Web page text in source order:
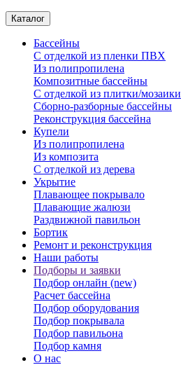
Каталог
Бассейны
С отделкой из пленки ПВХ
Из полипропилена
Композитные бассейны
С отделкой из плитки/мозаики
Сборно-разборные бассейны
Реконструкция бассейна
Купели
Из полипропилена
Из композита
С отделкой из дерева
Укрытие
Плавающее покрывало
Плавающие жалюзи
Раздвижной павильон
Бортик
Ремонт и реконструкция
Наши работы
Подборы и заявки
Подбор онлайн (new)
Расчет бассейна
Подбор оборудования
Подбор покрывала
Подбор павильона
Подбор камня
О нас